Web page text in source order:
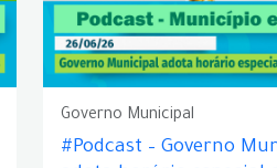
Governo Municipal
#Podcast – Governo